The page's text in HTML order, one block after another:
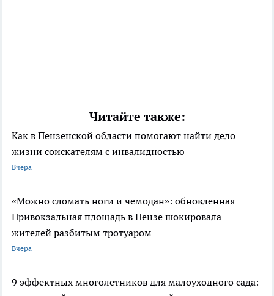
Читайте также:
Как в Пензенской области помогают найти дело
жизни соискателям с инвалидностью
Вчера
«Можно сломать ноги и чемодан»: обновленная
Привокзальная площадь в Пензе шокировала
жителей разбитым тротуаром
Вчера
9 эффектных многолетников для малоуходного сада: